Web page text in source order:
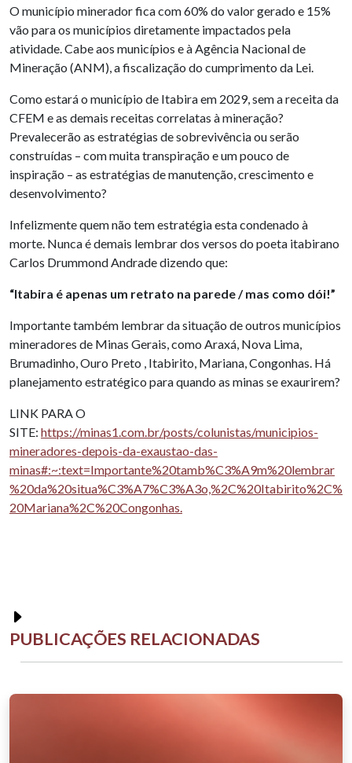
O município minerador fica com 60% do valor gerado e 15%
vão para os municípios diretamente impactados pela
atividade. Cabe aos municípios e à Agência Nacional de
Mineração (ANM), a fiscalização do cumprimento da Lei.
Como estará o município de Itabira em 2029, sem a receita da
CFEM e as demais receitas correlatas à mineração?
Prevalecerão as estratégias de sobrevivência ou serão
construídas – com muita transpiração e um pouco de
inspiração – as estratégias de manutenção, crescimento e
desenvolvimento?
Infelizmente quem não tem estratégia esta condenado à
morte. Nunca é demais lembrar dos versos do poeta itabirano
Carlos Drummond Andrade dizendo que:
“Itabira é apenas um retrato na parede / mas como dói!”
Importante também lembrar da situação de outros municípios
mineradores de Minas Gerais, como Araxá, Nova Lima,
Brumadinho, Ouro Preto , Itabirito, Mariana, Congonhas. Há
planejamento estratégico para quando as minas se exaurirem?
LINK PARA O
SITE: https://minas1.com.br/posts/colunistas/municipios-
mineradores-depois-da-exaustao-das-
minas#:~:text=Importante%20tamb%C3%A9m%20lembrar
%20da%20situa%C3%A7%C3%A3o,%2C%20Itabirito%2C%
20Mariana%2C%20Congonhas.
PUBLICAÇÕES RELACIONADAS